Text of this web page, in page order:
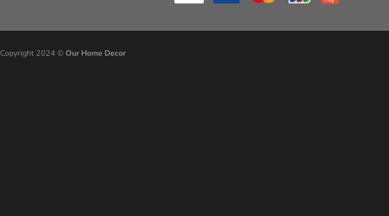
Copyright 2024 © Our Home Decor